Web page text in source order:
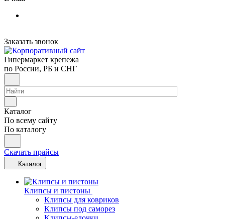
Заказать звонок
Гипермаркет крепежа
по России, РБ и СНГ
Каталог
По всему сайту
По каталогу
Скачать прайсы
Каталог
Клипсы и пистоны
Клипсы для ковриков
Клипсы под саморез